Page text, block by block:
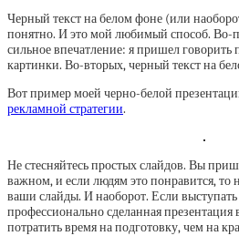
Черный текст на белом фоне (или
понятно. И это мой любимый способ. Во-
сильное впечатление: я пришел говорить
картинки. Во-вторых, черный текст на
Вот пример моей черно-белой
рекламной стратегии.
Не стесняйтесь простых слайдов. Вы
важном, и если людям это понравится, то
ваши слайды. И наоборот. Если
профессионально сделанная презентация
потратить время на подготовку, чем на